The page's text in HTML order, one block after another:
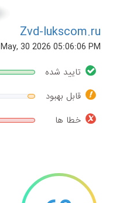
Zvd-lukscom.ru
May, 30 2026 05:06:06 PM
تایید شده
قابل بهبود
خطا ها